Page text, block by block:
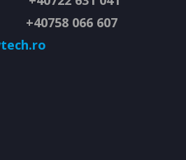
+40758 066 607